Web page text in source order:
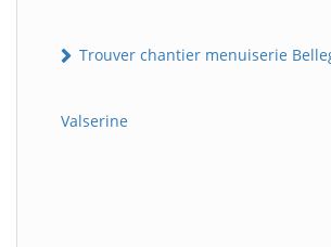
Trouver chantier menuiserie
Valserine